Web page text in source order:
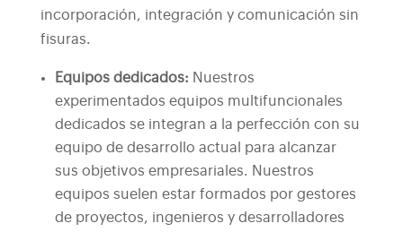
incorporación, integración y comunicación sin
fisuras.
Equipos dedicados: Nuestros
experimentados equipos multifuncionales
dedicados se integran a la perfección con su
equipo de desarrollo actual para alcanzar
sus objetivos empresariales. Nuestros
equipos suelen estar formados por gestores
de proyectos, ingenieros y desarrolladores